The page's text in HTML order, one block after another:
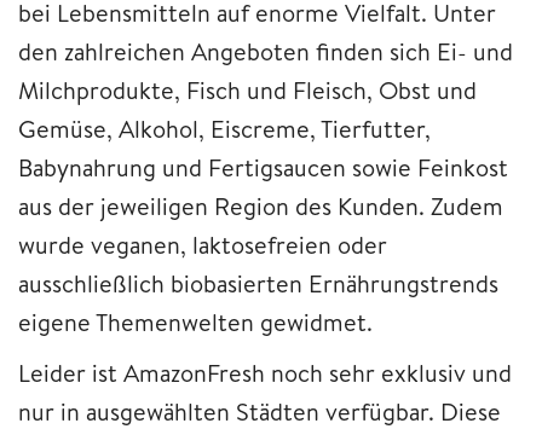
bei Lebensmitteln auf enorme Vielfalt. Unter
den zahlreichen Angeboten finden sich Ei- und
Milchprodukte, Fisch und Fleisch, Obst und
Gemüse, Alkohol, Eiscreme, Tierfutter,
Babynahrung und Fertigsaucen sowie Feinkost
aus der jeweiligen Region des Kunden. Zudem
wurde veganen, laktosefreien oder
ausschließlich biobasierten Ernährungstrends
eigene Themenwelten gewidmet.
Leider ist AmazonFresh noch sehr exklusiv und
nur in ausgewählten Städten verfügbar. Diese